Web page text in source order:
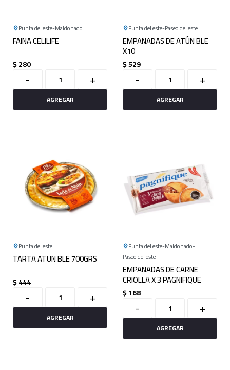
Punta del este Maldonado
FAINA CELILIFE
$280
- +
Punta del este Paseo del este
EMPANADAS DE ATÚN BLE
X10
$529
- +
Punta del este
TARTA ATUN BLE 700GRS
$444
- +
Punta del este Maldonado
Paseo del este
EMPANADAS DE CARNE
CRIOLLA X 3 PAGNIFIQUE
$168
- +